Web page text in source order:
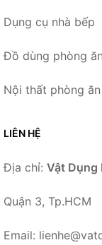
Dụng cụ nhà bếp
Đồ dùng phòng ăn
Nội thất phòng ăn
LIÊN HỆ
Địa chỉ: Vật Dụng
Quận 3, Tp.HCM
Email: